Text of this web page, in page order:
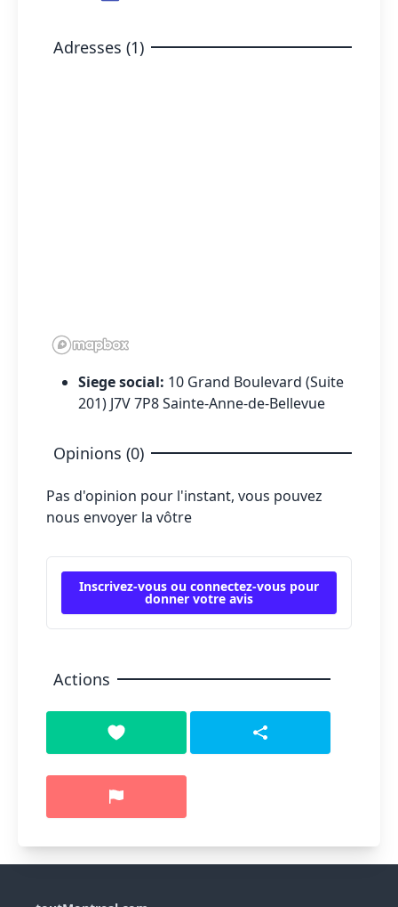
Adresses (1)
Siege social: 10 Grand Boulevard (Suite
201) J7V 7P8 Sainte-Anne-de-Bellevue
Opinions (0)
Pas d'opinion pour l'instant, vous pouvez
nous envoyer la vôtre
Inscrivez-vous ou connectez-vous pour
donner votre avis
Actions